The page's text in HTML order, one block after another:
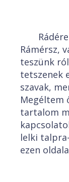
Rámérsz,
teszünk
tetszenek
szavak,
Megéltem
tartalom
lelki
ezen